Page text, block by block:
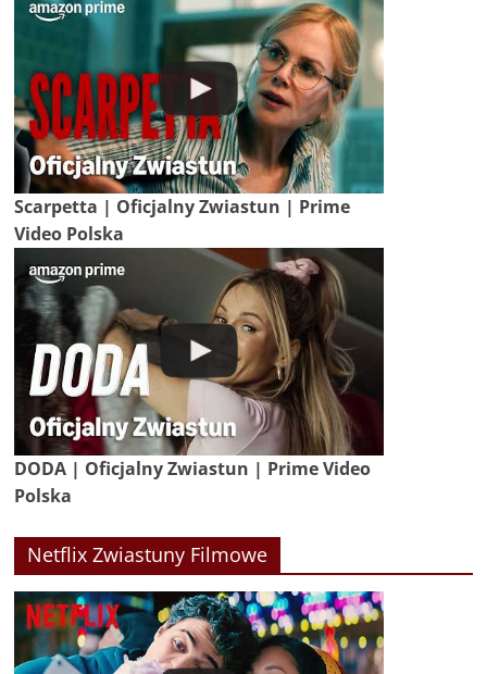
Scarpetta | Oficjalny Zwiastun | Prime
Video Polska
DODA | Oficjalny Zwiastun | Prime Video
Polska
Netflix Zwiastuny Filmowe